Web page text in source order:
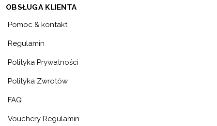
OBSŁUGA KLIENTA
Pomoc & kontakt
Regulamin
Polityka Prywatności
Polityka Zwrotów
FAQ
Vouchery Regulamin